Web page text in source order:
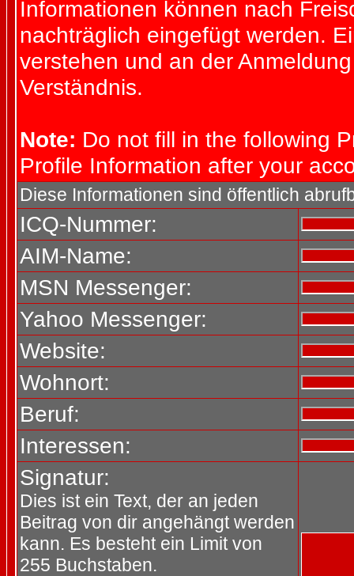
Informationen können nach
nachträglich eingefügt werden.
verstehen und an der
Verständnis.
Note: Do not fill in the following
Profile Information after your
Diese Informationen sind öffentlich
ICQ-Nummer:
AIM-Name:
MSN Messenger:
Yahoo Messenger:
Website:
Wohnort:
Beruf:
Interessen:
Signatur:
Dies ist ein Text, der an jeden
Beitrag von dir angehängt werden
kann. Es besteht ein Limit von
255 Buchstaben.